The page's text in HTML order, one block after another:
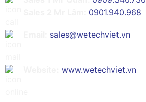
0901.940.968
sales@wetechviet.vn
www.wetechviet.vn